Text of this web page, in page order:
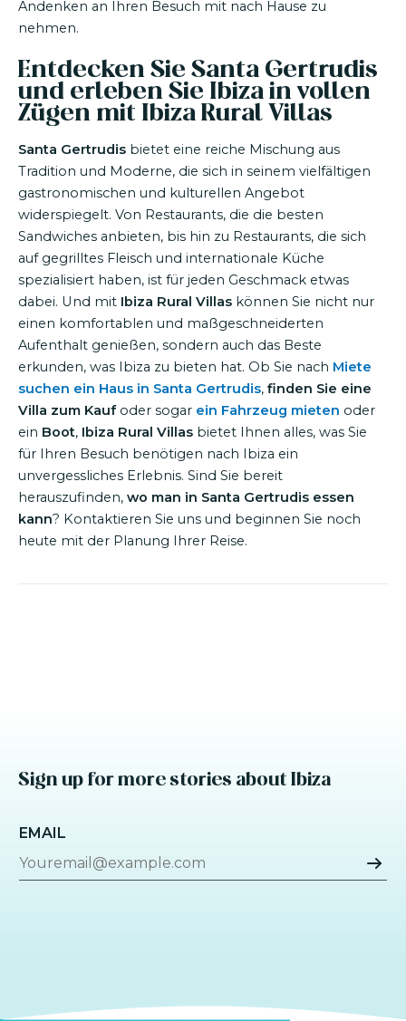
Andenken an Ihren Besuch mit nach Hause zu
nehmen.
Entdecken Sie Santa Gertrudis
und erleben Sie Ibiza in vollen
Zügen mit Ibiza Rural Villas
Santa Gertrudis bietet eine reiche Mischung aus
Tradition und Moderne, die sich in seinem vielfältigen
gastronomischen und kulturellen Angebot
widerspiegelt. Von Restaurants, die die besten
Sandwiches anbieten, bis hin zu Restaurants, die sich
auf gegrilltes Fleisch und internationale Küche
spezialisiert haben, ist für jeden Geschmack etwas
dabei. Und mit Ibiza Rural Villas können Sie nicht nur
einen komfortablen und maßgeschneiderten
Aufenthalt genießen, sondern auch das Beste
erkunden, was Ibiza zu bieten hat. Ob Sie nach Miete
suchen ein Haus in Santa Gertrudis, finden Sie eine
Villa zum Kaufoder sogar ein Fahrzeug mieten oder
ein Boot, Ibiza Rural Villas bietet Ihnen alles, was Sie
für Ihren Besuch benötigen nach Ibiza ein
unvergessliches Erlebnis. Sind Sie bereit
herauszufinden, wo man in Santa Gertrudis essen
kann? Kontaktieren Sie uns und beginnen Sie noch
heute mit der Planung Ihrer Reise.
Sign up for more stories about Ibiza
EMAIL